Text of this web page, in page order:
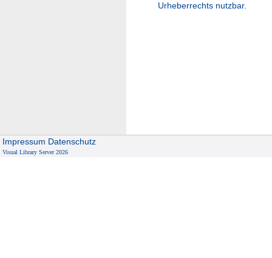
Urheberrechts nutzbar.
Impressum Datenschutz
Visual Library Server 2026